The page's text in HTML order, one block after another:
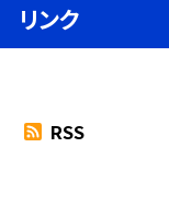
リンク
RSS